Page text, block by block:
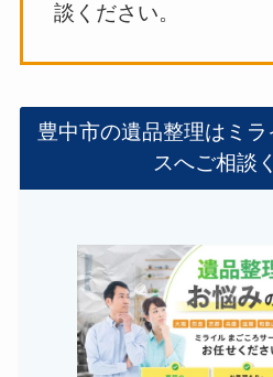
談ください。
豊中市の遺品整理はミ
スへご相談